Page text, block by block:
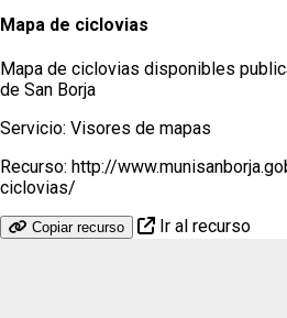
Mapa de ciclovias
Mapa de ciclovias disponibles
de San Borja
Servicio: Visores de mapas
Recurso: http://
ciclovias/
Copiar recurso Ir al recurso